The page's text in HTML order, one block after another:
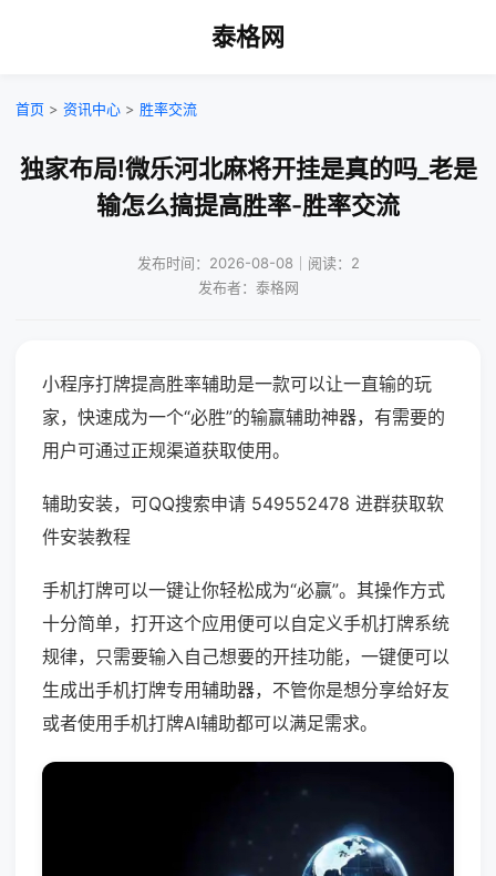
泰格网
首页 > 资讯中心 > 胜率交流
独家布局!微乐河北麻将开挂是真的吗_老是
输怎么搞提高胜率-胜率交流
发布时间：2026-08-08｜阅读：2
发布者：泰格网
小程序打牌提高胜率辅助是一款可以让一直输的玩
家，快速成为一个“必胜”的输赢辅助神器，有需要的
用户可通过正规渠道获取使用。
辅助安装，可QQ搜索申请 549552478 进群获取软
件安装教程
手机打牌可以一键让你轻松成为“必赢”。其操作方式
十分简单，打开这个应用便可以自定义手机打牌系统
规律，只需要输入自己想要的开挂功能，一键便可以
生成出手机打牌专用辅助器，不管你是想分享给好友
或者使用手机打牌AI辅助都可以满足需求。